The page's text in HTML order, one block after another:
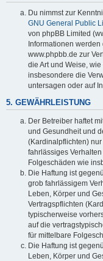
Du nimmst zur
GNU General Public
von phpBB Limited
Informationen
www.phpbb.de zur
die Art und Weise,
insbesondere die
untersagen oder auf
5. GEWÄHRLEISTUNG
Der Betreiber haftet
und Gesundheit und
(Kardinalpflichten)
fahrlässiges
Folgeschäden wie
Die Haftung ist
grob fahrlässigem
Leben, Körper und
Vertragspflichten
typischerweise
auf die
für mittelbare
Die Haftung ist
Leben, Körper und